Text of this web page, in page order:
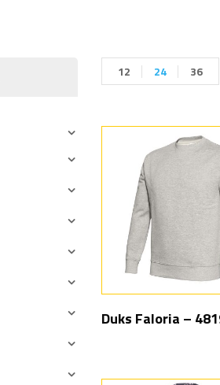
12 24 36
Duks Faloria –